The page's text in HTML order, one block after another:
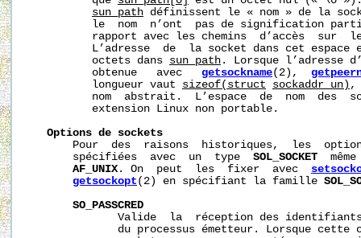
sun_path définissent le « nom » de la
le  nom  n’ont  pas de signification
rapport avec les chemins  d’accès  sur
L’adresse  de  la socket dans cet espace
          octets dans
sun_path . Lorsque l’adresse
          obtenue   avec
getsockname(2),
          longueur vaut
sizeof(struct sockaddr_un) ,
nom  abstrait.  L’espace  de  nom  des
          extension Linux non portable.
Options de sockets
Pour  des  raisons  historiques,  les
       spécifiées  avec  un  type
SOL_SOCKET
même
AF_UNIX. On  peut  les  fixer  avec
getsockopt (2) en spécifiant la famille
SO_PASSCRED
Valide  la  réception des
du processus émetteur. Lorsque cette